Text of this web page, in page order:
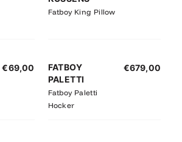
Fatboy King Pillow
€69,00
FATBOY
PALETTI
Fatboy Paletti
Hocker
€679,00